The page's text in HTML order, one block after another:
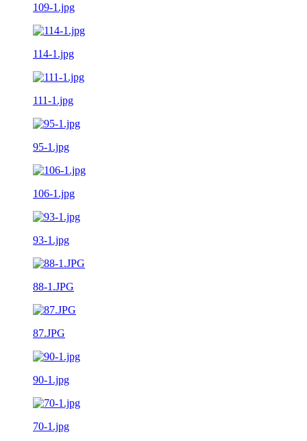
109-1.jpg
114-1.jpg
111-1.jpg
95-1.jpg
106-1.jpg
93-1.jpg
88-1.JPG
87.JPG
90-1.jpg
70-1.jpg